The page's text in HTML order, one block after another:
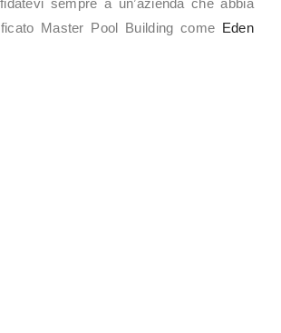
sempre a un’azienda che abbia
Master Pool Building come Eden